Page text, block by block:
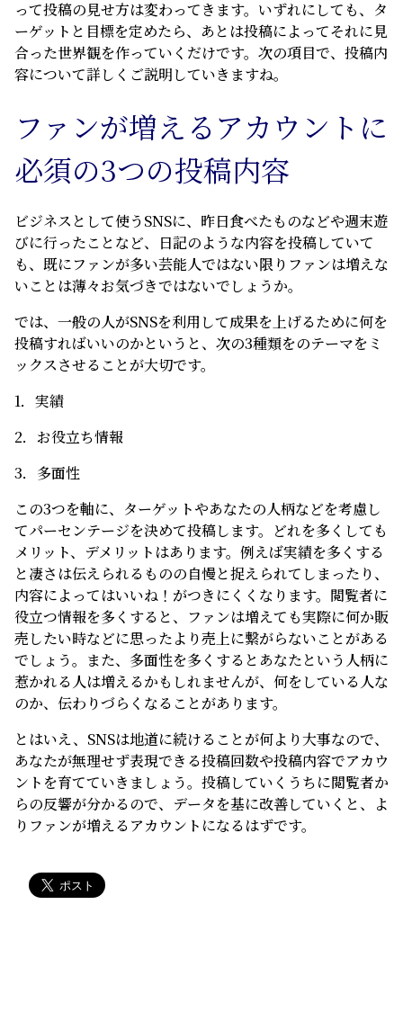
って投稿の見せ方は変わってきます。いずれにしても、タ
ーゲットと目標を定めたら、あとは投稿によってそれに見
合った世界観を作っていくだけです。次の項目で、投稿内
容について詳しくご説明していきますね。
ファンが増えるアカウントに
必須の3つの投稿内容
ビジネスとして使うSNSに、昨日食べたものなどや週末遊
びに行ったことなど、日記のような内容を投稿していて
も、既にファンが多い芸能人ではない限りファンは増えな
いことは薄々お気づきではないでしょうか。
では、一般の人がSNSを利用して成果を上げるために何を
投稿すればいいのかというと、次の3種類をのテーマをミ
ックスさせることが大切です。
1．実績
2．お役立ち情報
3．多面性
この3つを軸に、ターゲットやあなたの人柄などを考慮し
てパーセンテージを決めて投稿します。どれを多くしても
メリット、デメリットはあります。例えば実績を多くする
と凄さは伝えられるものの自慢と捉えられてしまったり、
内容によってはいいね！がつきにくくなります。閲覧者に
役立つ情報を多くすると、ファンは増えても実際に何か販
売したい時などに思ったより売上に繋がらないことがある
でしょう。また、多面性を多くするとあなたという人柄に
惹かれる人は増えるかもしれませんが、何をしている人な
のか、伝わりづらくなることがあります。
とはいえ、SNSは地道に続けることが何より大事なので、
あなたが無理せず表現できる投稿回数や投稿内容でアカウ
ントを育てていきましょう。投稿していくうちに閲覧者か
らの反響が分かるので、データを基に改善していくと、よ
りファンが増えるアカウントになるはずです。